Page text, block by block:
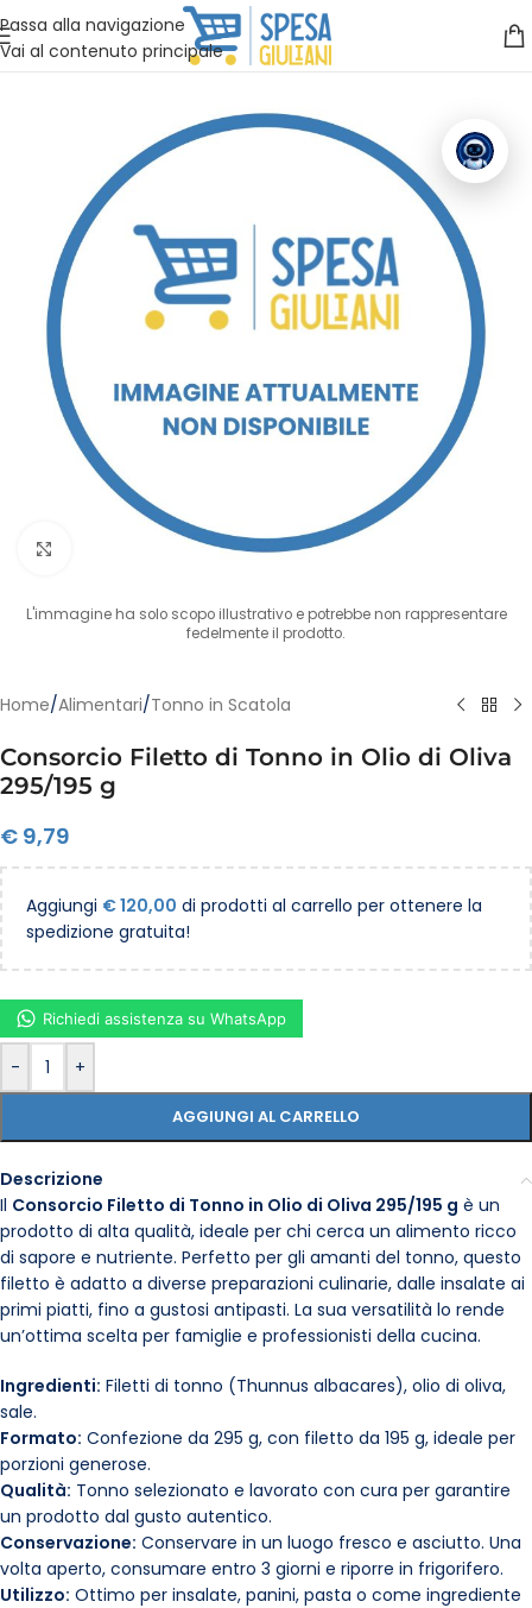
Passa alla navigazione
Vai al contenuto principale
Vuoi assistenza?Clicca qui e ti richiamiamo noi
Clicca per ingrandire
L'immagine ha solo scopo illustrativo e potrebbe non rappresentare
fedelmente il prodotto.
Home/Alimentari/Tonno in Scatola
Consorcio Filetto di Tonno in Olio di Oliva
295/195 g
€ 9,79
Aggiungi €120,00 di prodotti al carrello per ottenere la
spedizione gratuita!
- +
AGGIUNGI AL CARRELLO
Richiedi assistenza su WhatsApp
Descrizione
Il Consorcio Filetto di Tonno in Olio di Oliva 295/195 g è un
prodotto di alta qualità, ideale per chi cerca un alimento ricco
di sapore e nutriente. Perfetto per gli amanti del tonno, questo
filetto è adatto a diverse preparazioni culinarie, dalle insalate ai
primi piatti, fino a gustosi antipasti. La sua versatilità lo rende
un’ottima scelta per famiglie e professionisti della cucina.
Ingredienti: Filetti di tonno (Thunnus albacares), olio di oliva,
sale.
Formato: Confezione da 295 g, con filetto da 195 g, ideale per
porzioni generose.
Qualità: Tonno selezionato e lavorato con cura per garantire
un prodotto dal gusto autentico.
Conservazione: Conservare in un luogo fresco e asciutto. Una
volta aperto, consumare entro 3 giorni e riporre in frigorifero.
Utilizzo: Ottimo per insalate, panini, pasta o come ingrediente